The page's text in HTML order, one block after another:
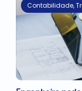
Contabilidade,